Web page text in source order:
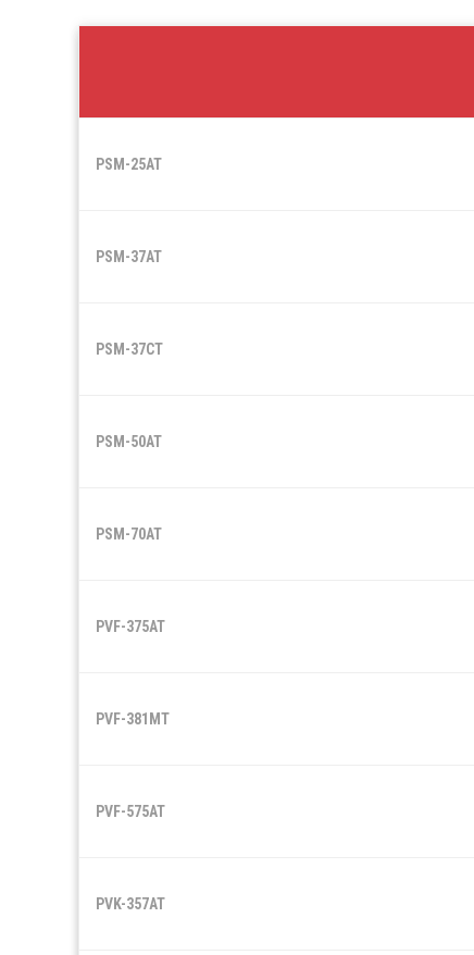
PSM-25AT
PSM-37AT
PSM-37CT
PSM-50AT
PSM-70AT
PVF-375AT
PVF-381MT
PVF-575AT
PVK-357AT